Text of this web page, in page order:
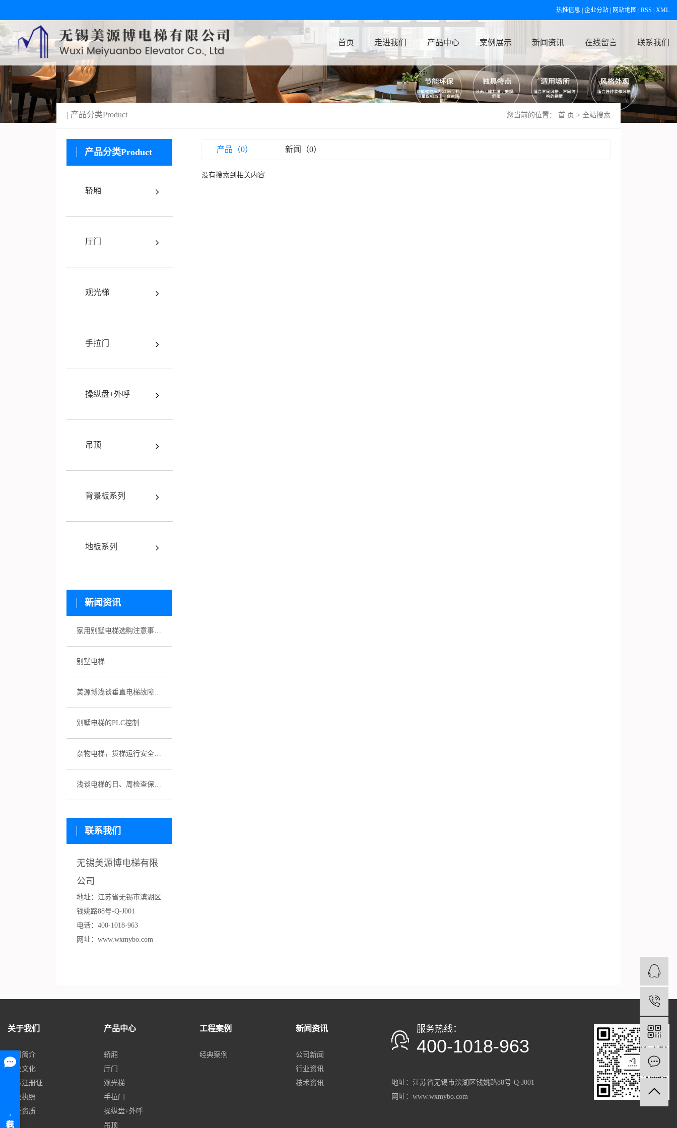
热推信息 企业分站 网站地图 RSS XML
首页 走进我们 产品中心 案例展示 新闻资讯 在线留言 联系我们
您当前的位置： 首 页 > 全站搜索
产品分类Product
产品分类Product
轿厢
厅门
观光梯
手拉门
操纵盘+外呼
吊顶
背景板系列
地板系列
新闻资讯
别墅电梯
别墅电梯的PLC控制
联系我们
无锡美源博电梯有限
公司
地址： 江苏省无锡市滨湖区
钱姚路88号-Q-J001
电话： 400-1 018-963
网址：www.wxmybo.com
产品（0） 新闻（0）
没有搜索到相关内容
关于我们
公司简介
企业文化
商标注册证
营业执照
荣誉资质
产品中心
轿厢
厅门
观光梯
手拉门
操纵盘+外呼
吊顶
工程案例
经典案例
新闻资讯
公司新闻
行业资讯
技术资讯
服务热线：
400-1018-963
地址： 江苏省无锡市滨湖区钱姚路88号-Q-J001
网址：www.wxmybo.com